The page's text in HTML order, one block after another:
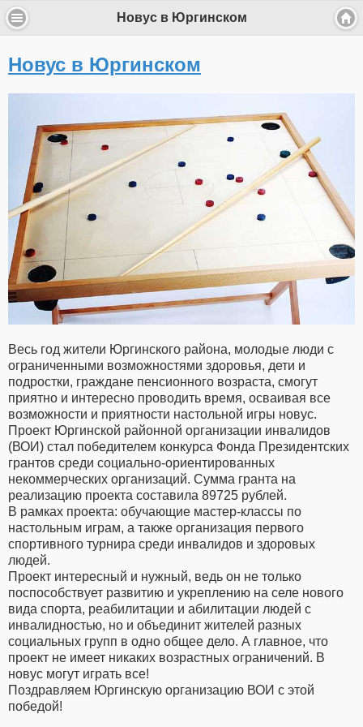
Новус в Юргинском
Новус в Юргинском
Весь год жители Юргинского района, молодые люди с
ограниченными возможностями здоровья, дети и
подростки, граждане пенсионного возраста, смогут
приятно и интересно проводить время, осваивая все
возможности и приятности настольной игры новус.
Проект Юргинской районной организации инвалидов
(ВОИ) стал победителем конкурса Фонда Президентских
грантов среди социально-ориентированных
некоммерческих организаций. Сумма гранта на
реализацию проекта составила 89725 рублей.
В рамках проекта: обучающие мастер-классы по
настольным играм, а также организация первого
спортивного турнира среди инвалидов и здоровых
людей.
Проект интересный и нужный, ведь он не только
поспособствует развитию и укреплению на селе нового
вида спорта, реабилитации и абилитации людей с
инвалидностью, но и объединит жителей разных
социальных групп в одно общее дело. А главное, что
проект не имеет никаких возрастных ограничений. В
новус могут играть все!
Поздравляем Юргинскую организацию ВОИ с этой
победой!